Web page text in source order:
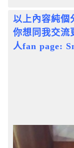
以上內容純個
你想同我交流
人fan page: